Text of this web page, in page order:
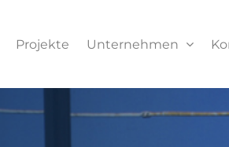
Projekte Unternehmen